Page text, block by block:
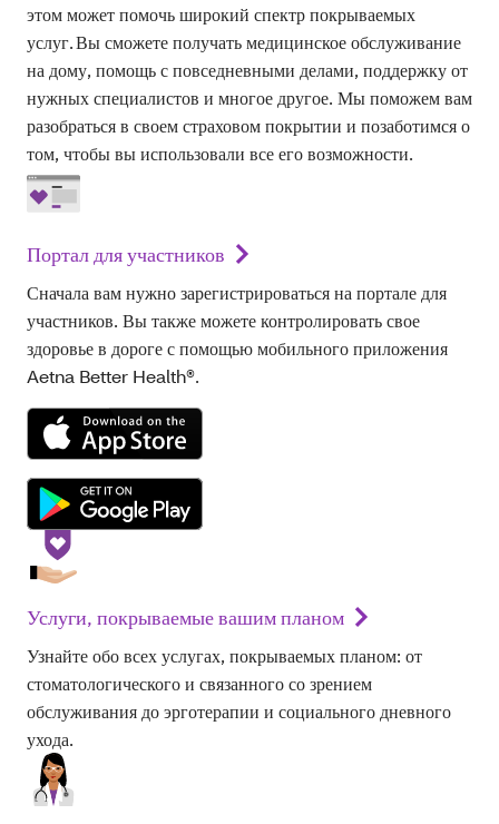
этом может помочь широкий спектр покрываемых
услуг. Вы сможете получать медицинское обслуживание
на дому, помощь с повседневными делами, поддержку от
нужных специалистов и многое другое. Мы поможем вам
разобраться в своем страховом покрытии и позаботимся о
том, чтобы вы использовали все его возможности.
Портал для участников
Сначала вам нужно зарегистрироваться на портале для
участников. Вы также можете контролировать свое
здоровье в дороге с помощью мобильного приложения
Aetna Better Health®.
Услуги, покрываемые вашим планом
Узнайте обо всех услугах, покрываемых планом: от
стоматологического и связанного со зрением
обслуживания до эрготерапии и социального дневного
ухода.